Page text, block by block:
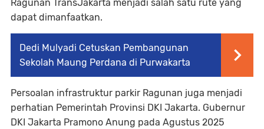
Ragunan TransJakarta menjadi salah satu rute yang
dapat dimanfaatkan.
Dedi Mulyadi Cetuskan Pembangunan
Sekolah Maung Perdana di Purwakarta
Persoalan infrastruktur parkir Ragunan juga menjadi
perhatian Pemerintah Provinsi DKI Jakarta. Gubernur
DKI Jakarta Pramono Anung pada Agustus 2025